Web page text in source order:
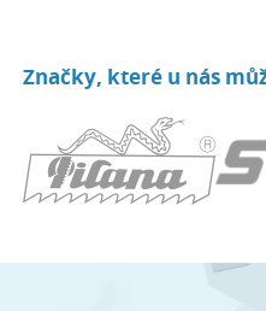
Značky, které u nás